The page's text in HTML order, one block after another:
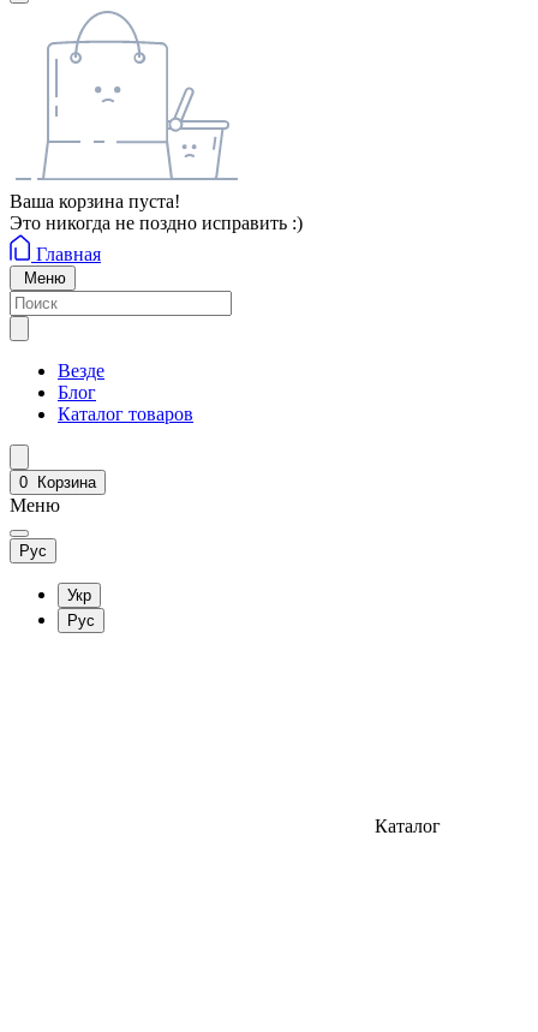
Ваша корзина пуста!
Это никогда не поздно исправить :)
Главная
Меню
Везде
Блог
Каталог товаров
0 Корзина
Меню
Рус
Укр
Рус
Каталог